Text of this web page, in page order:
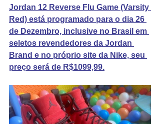
Jordan 12 Reverse Flu Game (Varsity
Red) está programado para o dia 26
de Dezembro, inclusive no Brasil em
seletos revendedores da Jordan
Brand e no próprio site da Nike, seu
preço será de R$1099,99.